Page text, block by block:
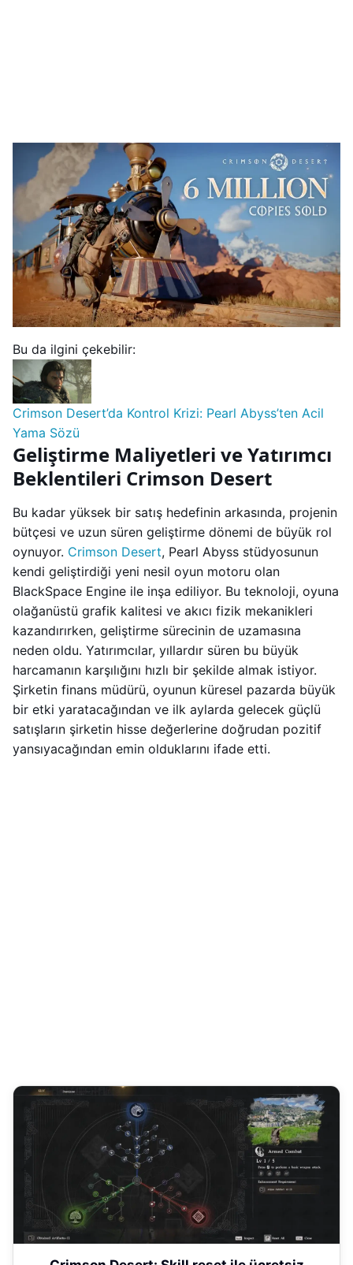
Bu da ilgini çekebilir:
Crimson Desert’da Kontrol Krizi: Pearl Abyss’ten Acil
Yama Sözü
Geliştirme Maliyetleri ve Yatırımcı
Beklentileri Crimson Desert
Bu kadar yüksek bir satış hedefinin arkasında, projenin
bütçesi ve uzun süren geliştirme dönemi de büyük rol
oynuyor. Crimson Desert, Pearl Abyss stüdyosunun
kendi geliştirdiği yeni nesil oyun motoru olan
BlackSpace Engine ile inşa ediliyor. Bu teknoloji, oyuna
olağanüstü grafik kalitesi ve akıcı fizik mekanikleri
kazandırırken, geliştirme sürecinin de uzamasına
neden oldu. Yatırımcılar, yıllardır süren bu büyük
harcamanın karşılığını hızlı bir şekilde almak istiyor.
Şirketin finans müdürü, oyunun küresel pazarda büyük
bir etki yaratacağından ve ilk aylarda gelecek güçlü
satışların şirketin hisse değerlerine doğrudan pozitif
yansıyacağından emin olduklarını ifade etti.